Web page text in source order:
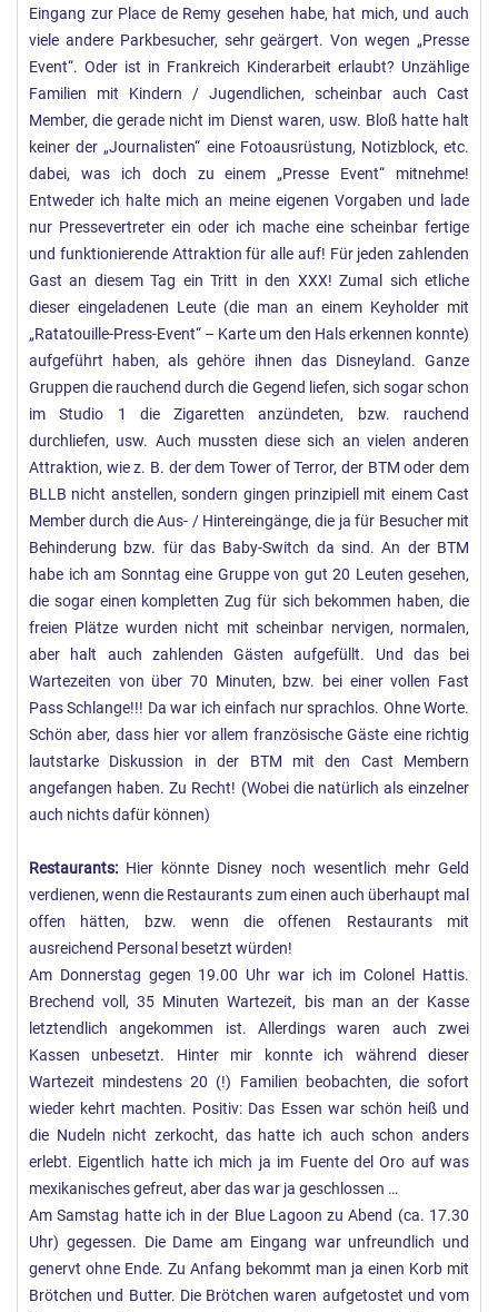
Eingang zur Place de Remy gesehen habe, hat mich, und auch
viele andere Parkbesucher, sehr geärgert. Von wegen „Presse
Event“. Oder ist in Frankreich Kinderarbeit erlaubt? Unzählige
Familien mit Kindern / Jugendlichen, scheinbar auch Cast
Member, die gerade nicht im Dienst waren, usw. Bloß hatte halt
keiner der „Journalisten“ eine Fotoausrüstung, Notizblock, etc.
dabei, was ich doch zu einem „Presse Event“ mitnehme!
Entweder ich halte mich an meine eigenen Vorgaben und lade
nur Pressevertreter ein oder ich mache eine scheinbar fertige
und funktionierende Attraktion für alle auf! Für jeden zahlenden
Gast an diesem Tag ein Tritt in den XXX! Zumal sich etliche
dieser eingeladenen Leute (die man an einem Keyholder mit
„Ratatouille-Press-Event“ – Karte um den Hals erkennen konnte)
aufgeführt haben, als gehöre ihnen das Disneyland. Ganze
Gruppen die rauchend durch die Gegend liefen, sich sogar schon
im Studio 1 die Zigaretten anzündeten, bzw. rauchend
durchliefen, usw. Auch mussten diese sich an vielen anderen
Attraktion, wie z. B. der dem Tower of Terror, der BTM oder dem
BLLB nicht anstellen, sondern gingen prinzipiell mit einem Cast
Member durch die Aus- / Hintereingänge, die ja für Besucher mit
Behinderung bzw. für das Baby-Switch da sind. An der BTM
habe ich am Sonntag eine Gruppe von gut 20 Leuten gesehen,
die sogar einen kompletten Zug für sich bekommen haben, die
freien Plätze wurden nicht mit scheinbar nervigen, normalen,
aber halt auch zahlenden Gästen aufgefüllt. Und das bei
Wartezeiten von über 70 Minuten, bzw. bei einer vollen Fast
Pass Schlange!!! Da war ich einfach nur sprachlos. Ohne Worte.
Schön aber, dass hier vor allem französische Gäste eine richtig
lautstarke Diskussion in der BTM mit den Cast Membern
angefangen haben. Zu Recht! (Wobei die natürlich als einzelner
auch nichts dafür können)
Restaurants: Hier könnte Disney noch wesentlich mehr Geld
verdienen, wenn die Restaurants zum einen auch überhaupt mal
offen hätten, bzw. wenn die offenen Restaurants mit
ausreichend Personal besetzt würden!
Am Donnerstag gegen 19.00 Uhr war ich im Colonel Hattis.
Brechend voll, 35 Minuten Wartezeit, bis man an der Kasse
letztendlich angekommen ist. Allerdings waren auch zwei
Kassen unbesetzt. Hinter mir konnte ich während dieser
Wartezeit mindestens 20 (!) Familien beobachten, die sofort
wieder kehrt machten. Positiv: Das Essen war schön heiß und
die Nudeln nicht zerkocht, das hatte ich auch schon anders
erlebt. Eigentlich hatte ich mich ja im Fuente del Oro auf was
mexikanisches gefreut, aber das war ja geschlossen …
Am Samstag hatte ich in der Blue Lagoon zu Abend (ca. 17.30
Uhr) gegessen. Die Dame am Eingang war unfreundlich und
genervt ohne Ende. Zu Anfang bekommt man ja einen Korb mit
Brötchen und Butter. Die Brötchen waren aufgetostet und vom